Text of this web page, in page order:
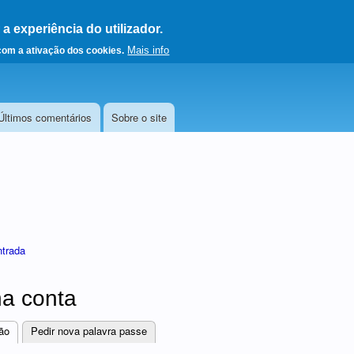
experiência do utilizador.
a ativação dos cookies. Mais info
página principal
comentários Sobre o site
conta
(separador ativo)
Pedir nova palavra passe